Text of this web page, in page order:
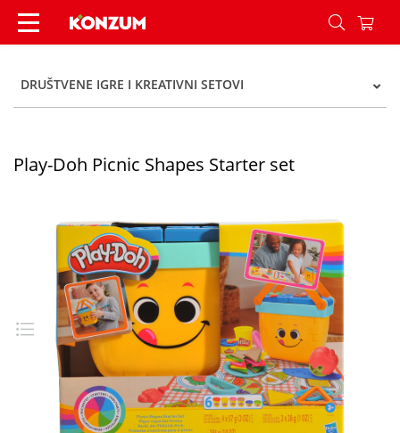
Play-Doh Picnic Shapes Starter set - Konzum
DRUŠTVENE IGRE I KREATIVNI SETOVI
Play-Doh Picnic Shapes Starter set